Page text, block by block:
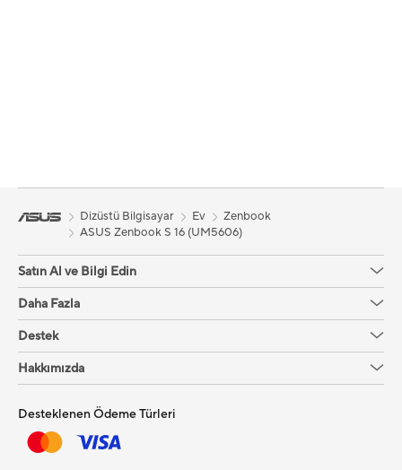
Dizüstü Bilgisayar Ev
Zenbook
ASUS Zenbook S 16 (UM5606)
Satın Al ve Bilgi Edin
Daha Fazla
Destek
Hakkımızda
Desteklenen Ödeme Türleri